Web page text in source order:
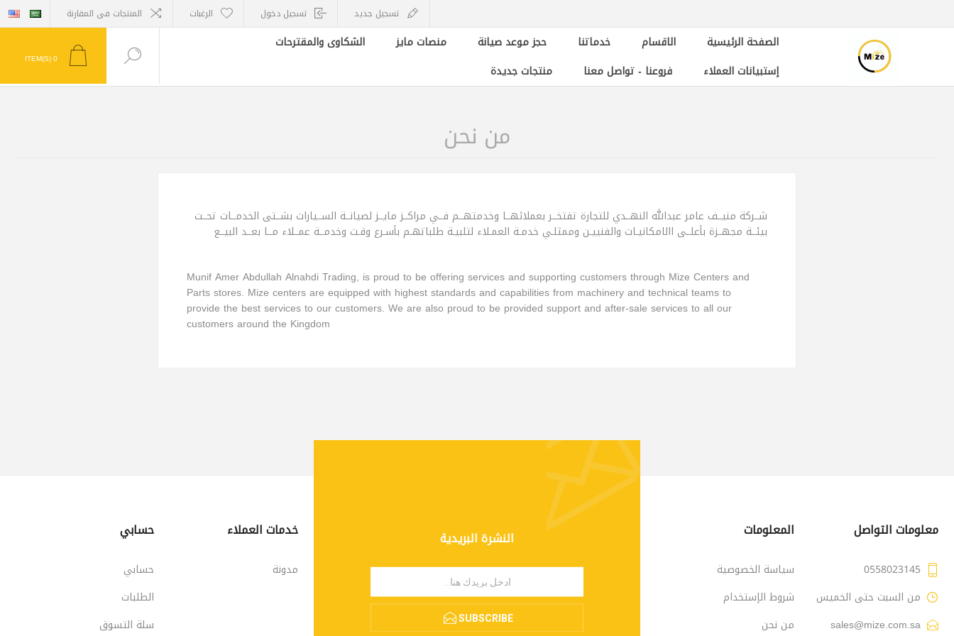
تسجيل جديد تسجيل دخول الرغبات المنتجات فى المقارنة
الصفحة الرئيسية الاقسام خدماتنا حجز موعد صيانة منصات مايز
الشكاوى والمقترحات
إستبيانات العملاء
فروعنا - تواصل معنا منتجات جديدة
0
من نحن
شــركة منيــف عامر عبدالله النهــدي للتجارة تفتخــر بعملائهــا وخدمتهــم فــي مراكــز مايــز لصيانــة الســيارات بشــتى الخدمــات تحــت
بيئــة مجهــزة بأعلــى االامكانيـات والفنييـن وممثلـي خدمـة العمـلاء لتلبيـة طلباتهـم بأسـرع وقـت وخدمــة عمــلاء مــا بعــد البيــع
Munif Amer Abdullah Alnahdi Trading, is proud to be offering services and supporting customers through Mize Centers and
Parts stores. Mize centers are equipped with highest standards and capabilities from machinery and technical teams to
provide the best services to our customers. We are also proud to be provided support and after-sale services to all our
customers around the Kingdom
النشرة البريدية
SUBSCRIBE
معلومات التواصل
0558023145
من السبت حتى الخميس
sales@mize.com.sa
المعلومات
سياسة الخصوصية
شروط الإستخدام
من نحن
خدمات العملاء
مدونة
حسابي
حسابي
الطلبات
سلة التسوق